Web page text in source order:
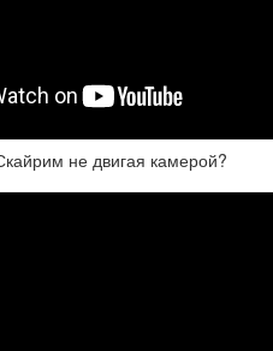
не двигая камерой?